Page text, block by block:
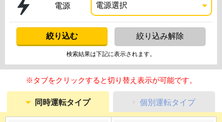
電源
検索結果は下記に表示されます。
※タブをクリックすると切り替え表示が可能です。
同時運転タイプ 個別運転タイプ